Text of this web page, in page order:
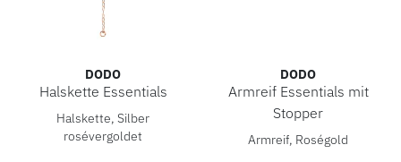
DODO
Halskette Essentials
DoDo Halskette Essentials, Ref: DCC3004-ESSEN-
Halskette, Silber
rosévergoldet
DODO
Armreif Essentials mit
Stopper
DoDo Armreif Essentials
Armreif, Roségold